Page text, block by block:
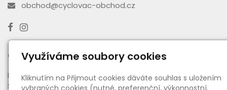
obchod@cyclovac-obchod.cz
Otevírací doba výdejny
PO - PÁ:08:00 - 16:30
SO:08:00 - 11:00
Využíváme soubory cookies
Kliknutím na Přijmout cookies dáváte souhlas s uložením
vybraných cookies (nutné, preferenční, výkonnostní,